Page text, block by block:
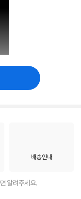
배송안내
알려주세요.